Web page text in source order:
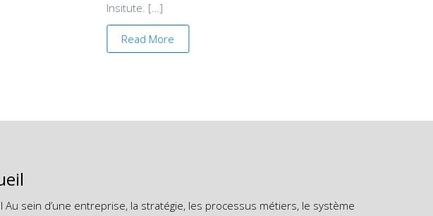
Insitute. […]
Read More
Au sein d’une entreprise, la stratégie, les processus métiers, le système